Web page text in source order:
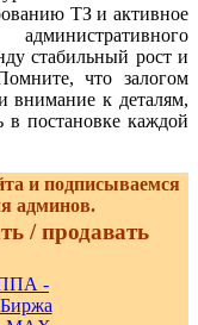
ТЗ и активное
стабильный рост и
что залогом
внимание к деталям,
в постановке каждой
и подписываемся
админов.
/ продавать